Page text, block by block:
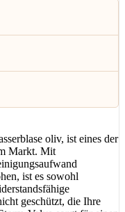
oliv, ist eines der
Markt. Mit
ist es sowohl
geschützt, die Ihre